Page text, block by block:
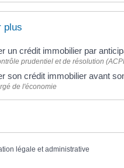
plus
un crédit immobilier par
prudentiel et de résolution
son crédit immobilier avant
de l'économie
légale et administrative